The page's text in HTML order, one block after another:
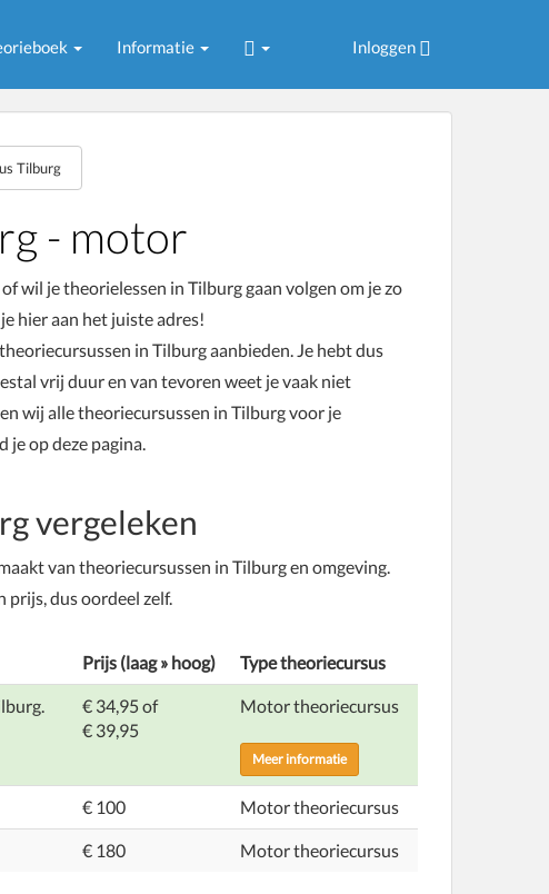
Informatie Inloggen
Tilburg
- motor
wil je theorielessen in Tilburg gaan volgen om je zo
hier aan het juiste adres!
in Tilburg aanbieden. Je hebt dus
vrij duur en van tevoren weet je vaak niet
wij alle theoriecursussen in Tilburg voor je
je op deze pagina.
vergeleken
van theoriecursussen in Tilburg en omgeving.
prijs, dus oordeel zelf.
Prijs (laag » hoog) Type theoriecursus
€ 34,95 of
€ 39,95
Motortheoriecursus
Meer informatie
€ 100 Motortheoriecursus
€ 180 Motortheoriecursus